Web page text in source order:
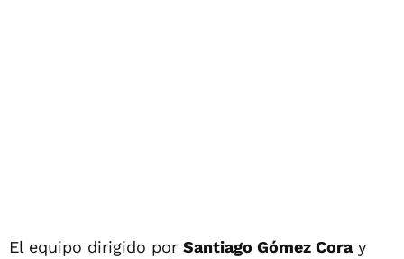
El equipo dirigido por Santiago Gómez Coray